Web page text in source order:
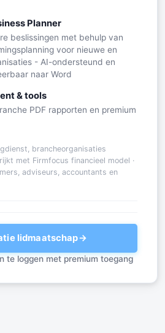
Planner
beslissingen met behulp van
voor nieuwe en
- AI-ondersteund en
naar Word
& tools
PDF rapporten en premium
brancheorganisaties
met Firmfocus financieel model ·
adviseurs, accountants en
lidmaatschap→
te loggen met premium toegang